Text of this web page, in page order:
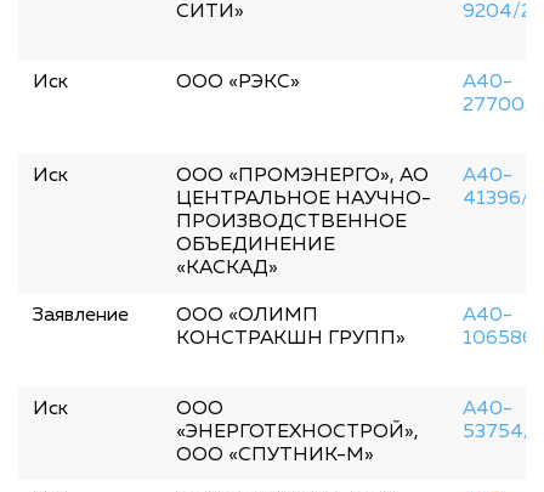
СИТИ»
9204/
Иск ООО «РЭКС»
А40-
27700/
Иск
ООО «ПРОМЭНЕРГО», АО
ЦЕНТРАЛЬНОЕ НАУЧНО-
ПРОИЗВОДСТВЕННОЕ
ОБЪЕДИНЕНИЕ
«КАСКАД»
А40-
41396/
Заявление
ООО «ОЛИМП
КОНСТРАКШН ГРУПП»
А40-
Иск
ООО
«ЭНЕРГОТЕХНОСТРОЙ»,
ООО «СПУТНИК-М»
А40-
53754/